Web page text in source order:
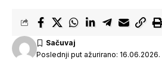
Poslednji put ažurirano: 16.06.2026.